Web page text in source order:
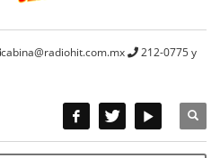
cabina@radiohit.com.mx
212-0775 y